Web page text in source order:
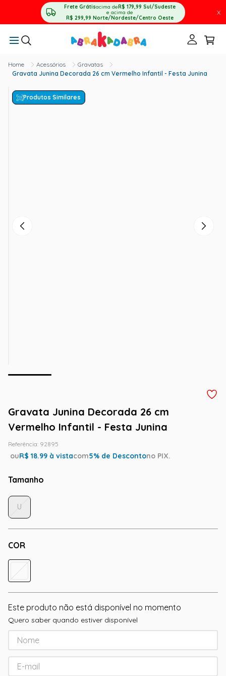
Frete Grátisacima deR$ 179,99 Sul/Sudeste
e acima de
R$ 299,99 Norte/Nordeste/Centro Oeste
X
Acessórios
Gravatas
Gravata Junina Decorada 26 cm Vermelho Infantil - Festa Junina
Produtos Similares
Gravata Junina Decorada 26 cm
Vermelho Infantil - Festa Junina
Referência: 92895
ouR$ 18.99 à vistacom5% de Descontono PIX.
Tamanho
COR
U
Este produto não está disponível no momento
Quero saber quando estiver disponível